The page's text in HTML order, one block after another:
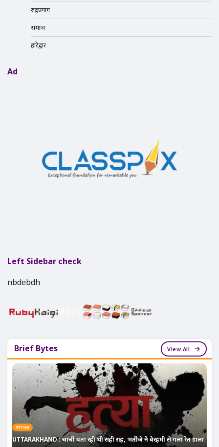
रुद्रप्रयाग
समाज
हरिद्वार
Ad
Left Sidebar check
nbdebdh
Brief Bytes View All
नैनीताल
UTTARAKHAND : चाची बता रही थी सही राह, भतीजे ने बेरहमी से गला रेत डाला